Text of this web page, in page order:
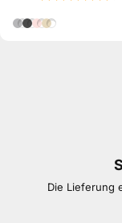
Silber
Grau
Rose Gold
Gold
Die Lieferung